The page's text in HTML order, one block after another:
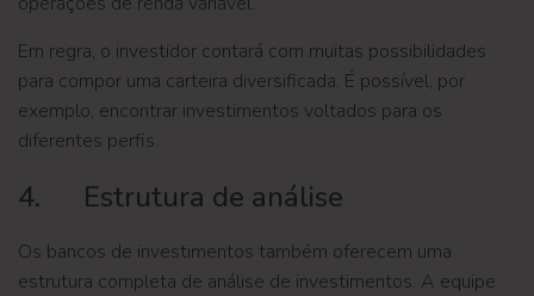
Em regra, o investidor contará com muitas possibilidades
para compor uma carteira diversificada. É possível, por
exemplo, encontrar investimentos voltados para os
diferentes perfis.
4. Estrutura de análise
Os bancos de investimentos também oferecem uma
estrutura completa de análise de investimentos. A equipe